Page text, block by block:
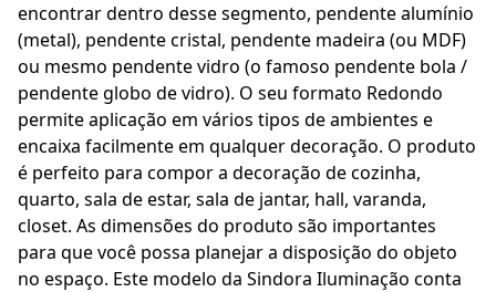
encontrar dentro desse segmento, pendente alumínio
(metal), pendente cristal, pendente madeira (ou MDF)
ou mesmo pendente vidro (o famoso pendente bola /
pendente globo de vidro). O seu formato Redondo
permite aplicação em vários tipos de ambientes e
encaixa facilmente em qualquer decoração. O produto
é perfeito para compor a decoração de cozinha,
quarto, sala de estar, sala de jantar, hall, varanda,
closet. As dimensões do produto são importantes
para que você possa planejar a disposição do objeto
no espaço. Este modelo da Sindora Iluminação conta